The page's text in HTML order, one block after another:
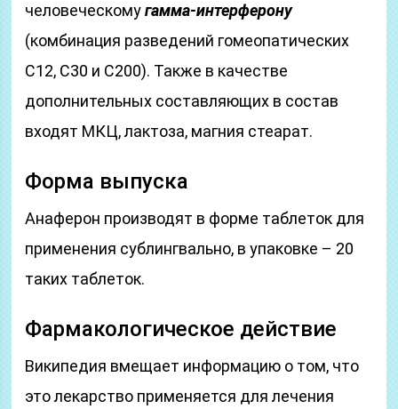
человеческомугамма-интерферону
(комбинация разведений гомеопатических
С12, С30 и С200). Также в качестве
дополнительных составляющих в состав
входят МКЦ, лактоза, магния стеарат.
Форма выпуска
Анаферон производят в форме таблеток для
применения сублингвально, в упаковке – 20
таких таблеток.
Фармакологическое действие
Википедия вмещает информацию о том, что
это лекарство применяется для лечения